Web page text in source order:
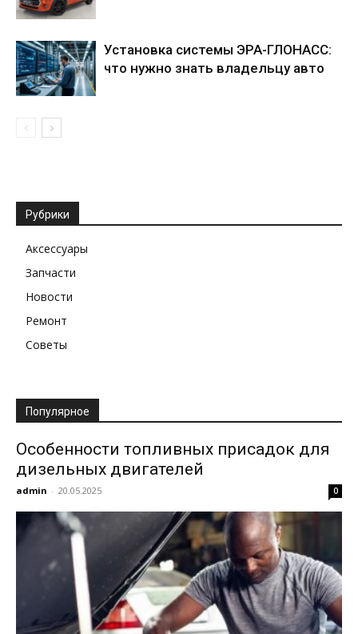
Установка системы ЭРА-ГЛОНАСС:
что нужно знать владельцу авто
Рубрики
Аксессуары
Запчасти
Новости
Ремонт
Советы
Популярное
Особенности топливных присадок для
дизельных двигателей
admin - 20.05.2025 0